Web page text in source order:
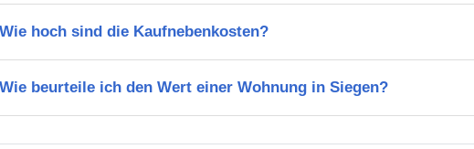
Wie hoch sind die Kaufnebenkosten?
Wie beurteile ich den Wert einer Wohnung in Siegen?